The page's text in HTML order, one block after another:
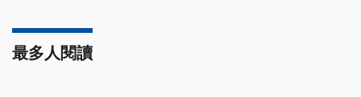
最多人閱讀